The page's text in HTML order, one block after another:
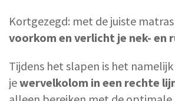
Kortgezegd: met de juiste
voorkom en verlicht je nek- en
Tijdens het slapen is het
jewervelkolom in een rechte